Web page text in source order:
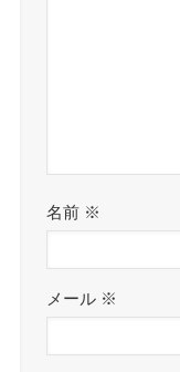
名前 ※
メール ※